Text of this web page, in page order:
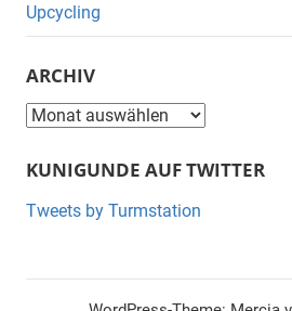
Upcycling
ARCHIV
Archiv
KUNIGUNDE AUF TWITTER
Tweets by Turmstation